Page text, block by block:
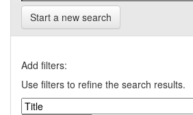
Start a new search
Add filters:
Use filters to refine the search results.